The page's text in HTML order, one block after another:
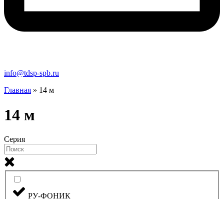
info@tdsp-spb.ru
Главная » 14 м
14 м
Серия
РУ-ФОНИК